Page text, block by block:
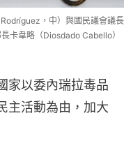
，中）與國民議會議長
卡韋略（Diosdado Cabello）
家以委內瑞拉毒品
主活動為由，加大